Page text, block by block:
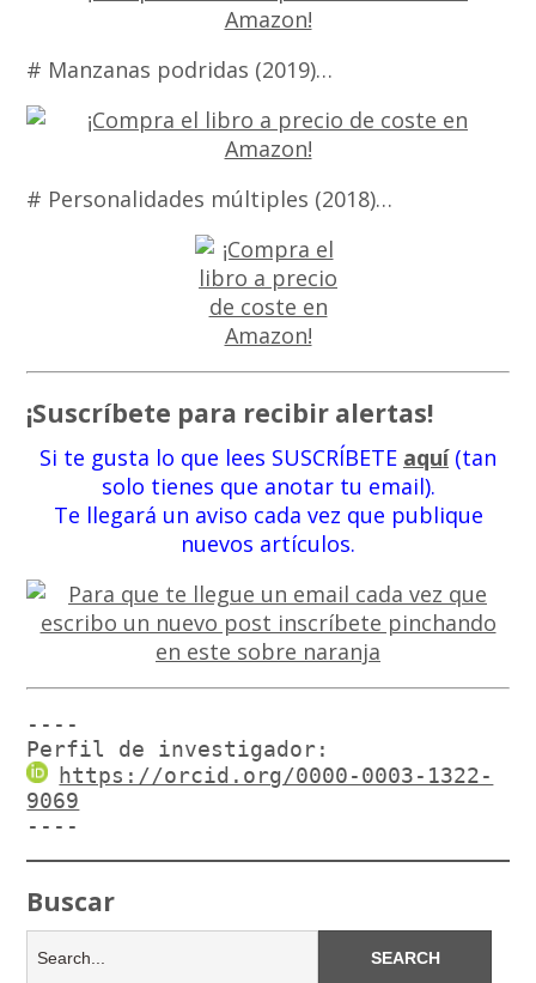
# Manzanas podridas (2019)…
# Personalidades múltiples (2018)…
¡Suscríbete para recibir alertas!
Si te gusta lo que lees SUSCRÍBETE aquí(tan
solo tienes que anotar tu email).
Te llegará un aviso cada vez que publique
nuevos artículos.
----
Perfil de investigador:
https://orcid.org/0000-0003-1322-
9069
----
Buscar